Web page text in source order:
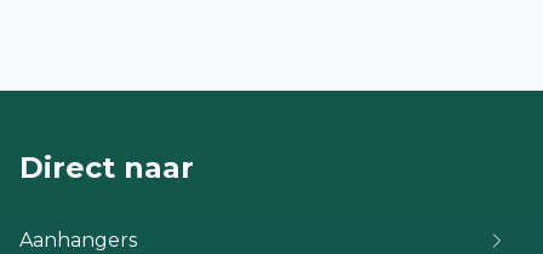
Direct naar
Aanhangers